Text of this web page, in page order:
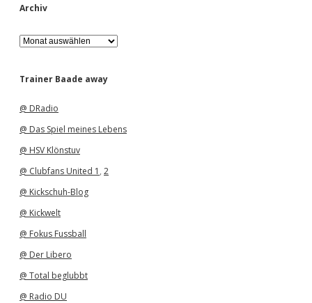
Archiv
A
r
h
Trainer Baade away
@ DRadio
@ Das Spiel meines Lebens
@ HSV Klönstuv
@ Clubfans United 1 , 2
@ Kickschuh-Blog
@ Kickwelt
@ Fokus Fussball
@ Der Libero
@ Total beglubbt
@ Radio DU